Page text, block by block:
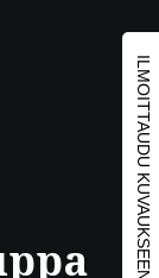
ILMOITTAUDU KUVAUKSEEN